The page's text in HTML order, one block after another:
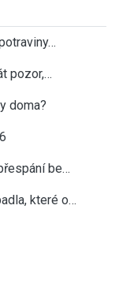
pozor,…
doma?
be…
které o…